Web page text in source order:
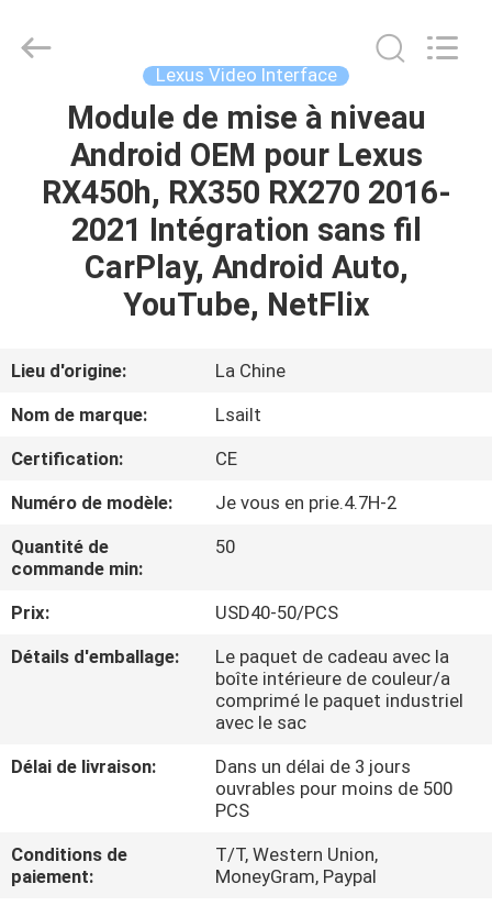
MAISON
PRODUITS
VIDÉOS
SUJET
DE
VISITE
D'USINE
CONTRÔLE
DE
CONTACTEZ-
NOUVELLES
Automobile
Electron
Lexus Video Interface
Module de mise à niveau
Android OEM pour Lexus
RX450h, RX350 RX270 2016-
2021 Intégration sans fil
CarPlay, Android Auto,
YouTube, NetFlix
Lieu d'origine:
La Chine
Nom de marque:
Lsailt
Certification:
CE
Numéro de modèle:
Je vous en prie.4.7H-2
Quantité de
commande min:
50
Prix:
USD40-50/PCS
Détails d'emballage:
Le paquet de cadeau avec la
boîte intérieure de couleur/a
comprimé le paquet industriel
avec le sac
Délai de livraison:
Dans un délai de 3 jours
ouvrables pour moins de 500
PCS
Conditions de
paiement:
T/T, Western Union,
MoneyGram, Paypal